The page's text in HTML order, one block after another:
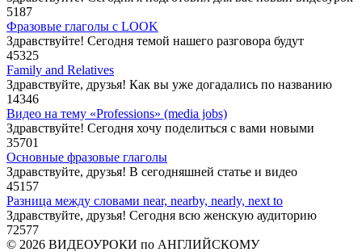
5187
Фразовые глаголы с LOOK
Здравствуйте! Сегодня темой нашего разговора будут
45325
Family and Relatives
Здравствуйте, друзья! Как вы уже догадались по названию
14346
Видео на тему «Professions» (media jobs)
Здравствуйте! Сегодня хочу поделиться с вами новыми
35701
Основные фразовые глаголы
Здравствуйте, друзья! В сегодняшней статье и видео
45157
Разница между словами near, nearby, nearly, next to
Здравствуйте, друзья! Сегодня всю женскую аудиторию
72577
© 2026 ВИДЕОУРОКИ по АНГЛИЙСКОМУ